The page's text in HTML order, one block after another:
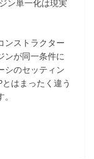
ン単一化は現実
ンストラクター
ンが同一条件に
シのセッティン
はまったく違う